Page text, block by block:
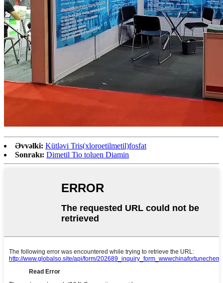
Əvvəlki: Kütləvi Tris(xloroetilmetil)fosfat
Sonrakı: Dimetil Tio toluen Diamin